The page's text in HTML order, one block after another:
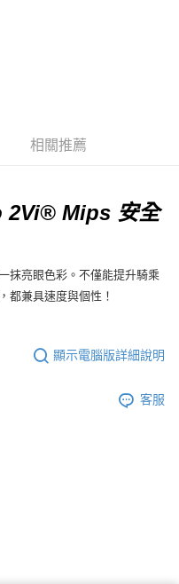
費
相關推薦
2Vi® Mips 安全
抹亮眼色彩。不僅能提升騎乘
都兼具速度與個性！
顯示電腦版詳細說明
客服